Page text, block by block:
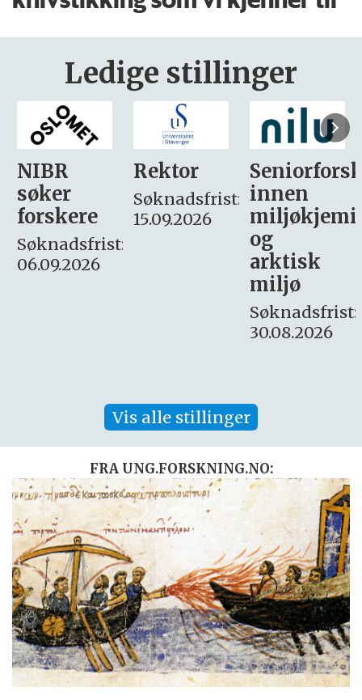
Ledige stillinger
Rektor
Søknadsfrist:
15.09.2026
Seniorforsker
innen
miljøkjemi
søker
– fast
Søknadsfrist:
16. august.
Vis alle stillinger
FRA UNG.FORSKNING.NO: